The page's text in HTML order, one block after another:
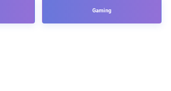
Gaming